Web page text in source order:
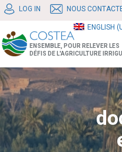
LOG IN NOUS
ENGLISH
ENSEMBLE, POUR RELEVER LES
DÉFIS DE L'AGRICULTURE